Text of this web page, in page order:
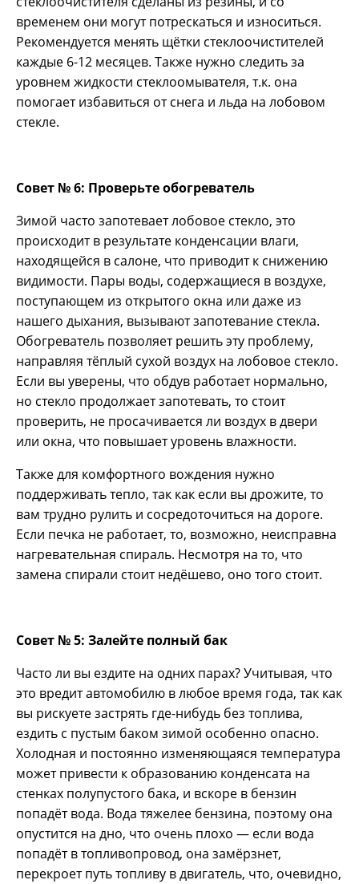
временем они могут потрескаться и износиться.
Рекомендуется менять щётки стеклоочистителей
каждые 6-12 месяцев. Также нужно следить за
уровнем жидкости стеклоомывателя, т.к. она
помогает избавиться от снега и льда на лобовом
стекле.
Совет № 6: Проверьте обогреватель
Зимой часто запотевает лобовое стекло, это
происходит в результате конденсации влаги,
находящейся в салоне, что приводит к снижению
видимости. Пары воды, содержащиеся в воздухе,
поступающем из открытого окна или даже из
нашего дыхания, вызывают запотевание стекла.
Обогреватель позволяет решить эту проблему,
направляя тёплый сухой воздух на лобовое стекло.
Если вы уверены, что обдув работает нормально,
но стекло продолжает запотевать, то стоит
проверить, не просачивается ли воздух в двери
или окна, что повышает уровень влажности.
Также для комфортного вождения нужно
поддерживать тепло, так как если вы дрожите, то
вам трудно рулить и сосредоточиться на дороге.
Если печка не работает, то, возможно, неисправна
нагревательная спираль. Несмотря на то, что
замена спирали стоит недёшево, оно того стоит.
Совет № 5: Залейте полный бак
Часто ли вы ездите на одних парах? Учитывая, что
это вредит автомобилю в любое время года, так как
вы рискуете застрять где-нибудь без топлива,
ездить с пустым баком зимой особенно опасно.
Холодная и постоянно изменяющаяся температура
может привести к образованию конденсата на
стенках полупустого бака, и вскоре в бензин
попадёт вода. Вода тяжелее бензина, поэтому она
опустится на дно, что очень плохо — если вода
попадёт в топливопровод, она замёрзнет,
перекроет путь топливу в двигатель, что, очевидно,